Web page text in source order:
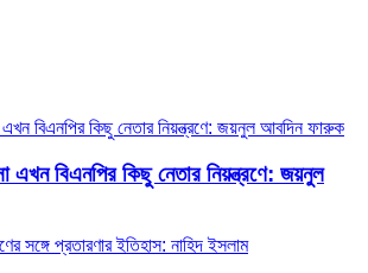
এখন বিএনপির কিছু নেতার নিয়ন্ত্রণে: জয়নুল